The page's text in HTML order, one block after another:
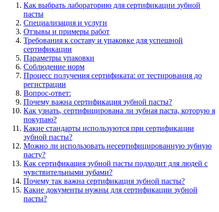
Как выбрать лабораторию для сертификации зубной
пасты
Специализация и услуги
Отзывы и примеры работ
Требования к составу и упаковке для успешной
сертификации
Параметры упаковки
Соблюдение норм
Процесс получения сертификата: от тестирования до
регистрации
Вопрос-ответ:
Почему важна сертификация зубной пасты?
Как узнать, сертифицирована ли зубная паста, которую я
покупаю?
Какие стандарты используются при сертификации
зубной пасты?
Можно ли использовать несертифицированную зубную
пасту?
Как сертификация зубной пасты подходит для людей с
чувствительными зубами?
Почему так важна сертификация зубной пасты?
Какие документы нужны для сертификации зубной
пасты?